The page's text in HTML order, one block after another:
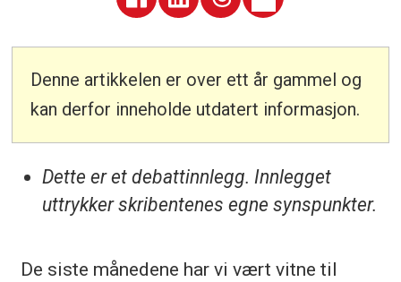
Denne artikkelen er over ett år gammel og
kan derfor inneholde utdatert informasjon.
Dette er et debattinnlegg. Innlegget
uttrykker skribentenes egne synspunkter.
De siste månedene har vi vært vitne til